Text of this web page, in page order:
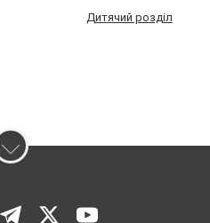
Дитячий розділ